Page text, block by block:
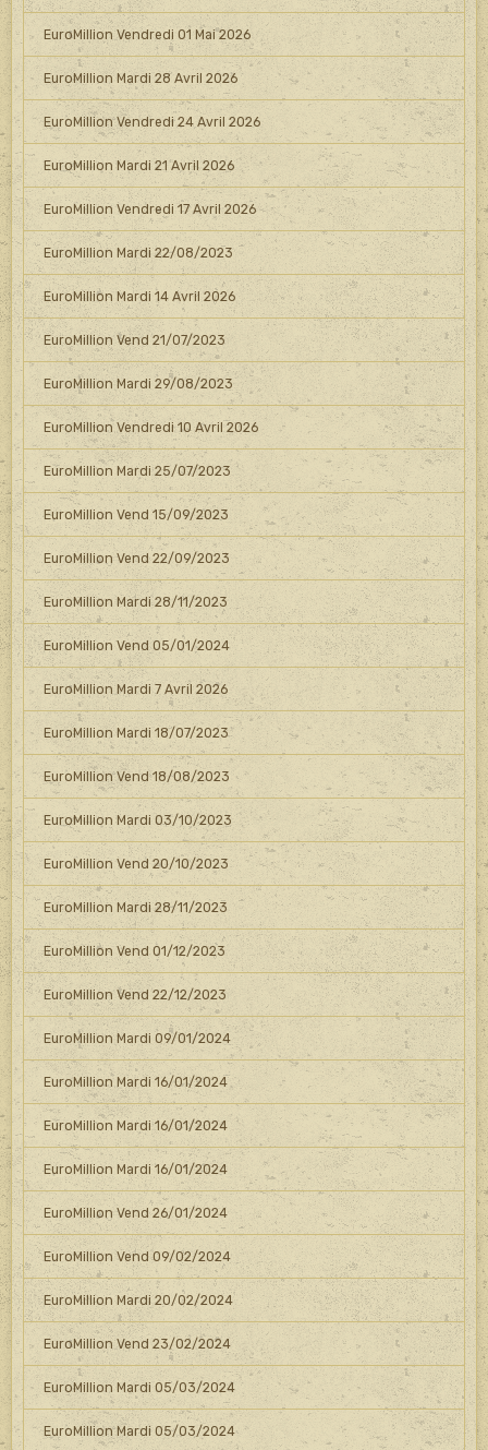
EuroMillion Vendredi 01 Mai 2026
EuroMillion Mardi 28 Avril 2026
EuroMillion Vendredi 24 Avril 2026
EuroMillion Mardi 21 Avril 2026
EuroMillion Vendredi 17 Avril 2026
EuroMillion Mardi 22/08/2023
EuroMillion Mardi 14 Avril 2026
EuroMillion Vend 21/07/2023
EuroMillion Mardi 29/08/2023
EuroMillion Vendredi 10 Avril 2026
EuroMillion Mardi 25/07/2023
EuroMillion Vend 15/09/2023
EuroMillion Vend 22/09/2023
EuroMillion Mardi 28/11/2023
EuroMillion Vend 05/01/2024
EuroMillion Mardi 7 Avril 2026
EuroMillion Mardi 18/07/2023
EuroMillion Vend 18/08/2023
EuroMillion Mardi 03/10/2023
EuroMillion Vend 20/10/2023
EuroMillion Mardi 28/11/2023
EuroMillion Vend 01/12/2023
EuroMillion Vend 22/12/2023
EuroMillion Mardi 09/01/2024
EuroMillion Mardi 16/01/2024
EuroMillion Mardi 16/01/2024
EuroMillion Mardi 16/01/2024
EuroMillion Vend 26/01/2024
EuroMillion Vend 09/02/2024
EuroMillion Mardi 20/02/2024
EuroMillion Vend 23/02/2024
EuroMillion Mardi 05/03/2024
EuroMillion Mardi 05/03/2024